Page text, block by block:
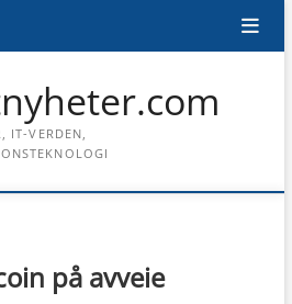
IT-VERDEN,
på avveie